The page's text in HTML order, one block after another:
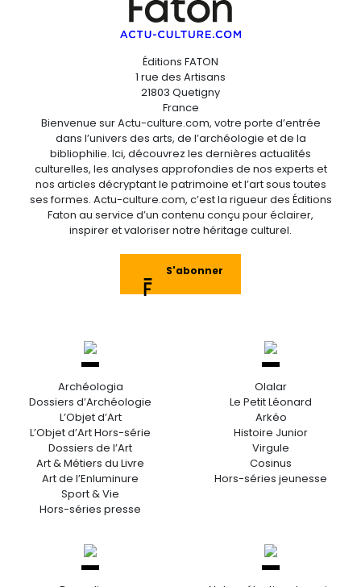
Éditions FATON
1 rue des Artisans
21803 Quetigny
France
Bienvenue sur Actu-culture.com, votre porte d’entrée
dans l’univers des arts, de l’archéologie et de la
bibliophilie. Ici, découvrez les dernières actualités
culturelles, les analyses approfondies de nos experts et
nos articles décryptant le patrimoine et l’art sous toutes
ses formes. Actu-culture.com, c’est la rigueur des Éditions
Faton au service d’un contenu conçu pour éclairer,
inspirer et valoriser notre héritage culturel.
S'abonner
Archéologia
Dossiers d’Archéologie
L’Objet d’Art
L’Objet d’Art Hors-série
Dossiers de l’Art
Art & Métiers du Livre
Art de l’Enluminure
Sport & Vie
Hors-séries presse
Olalar
Le Petit Léonard
Arkéo
Histoire Junior
Virgule
Cosinus
Hors-séries jeunesse